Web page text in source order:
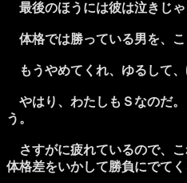
最後のほうには彼は泣きじゃ
体格では勝っている男を、こ
もうやめてくれ、ゆるして、
やはり、わたしもＳなのだ。
う。
さすがに疲れているので、こ
体格差をいかして勝負にでてく